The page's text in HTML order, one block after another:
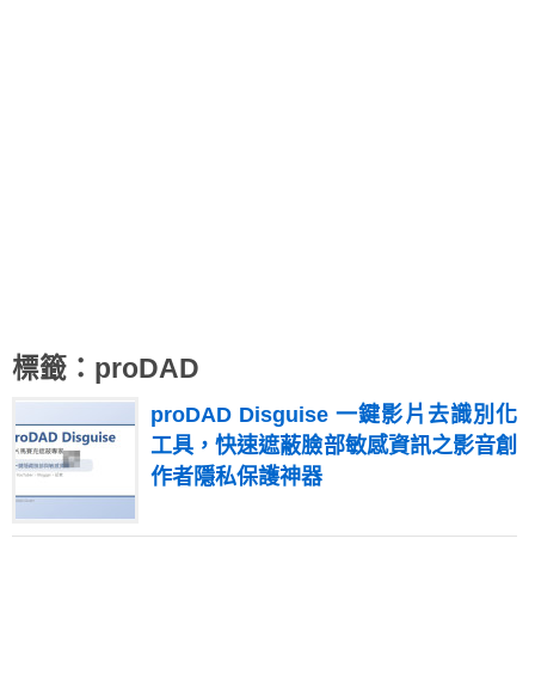
標籤：proDAD
proDAD Disguise 一鍵影片去識別化
工具，快速遮蔽臉部敏感資訊之影音創
作者隱私保護神器